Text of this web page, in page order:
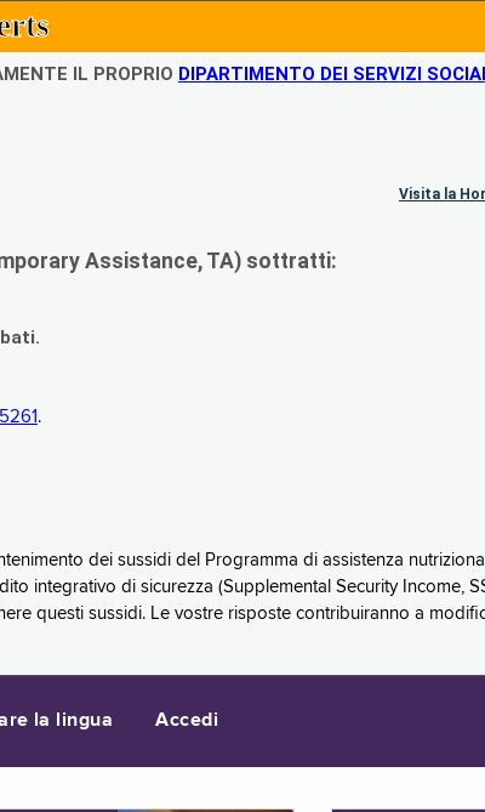
IL PROPRIO DIPARTIMENTO DEI SERVIZI
Visita la
Assistance, TA) sottratti:
.
dei sussidi del Programma di assistenza
integrativo di sicurezza (Supplemental Security Income,
questi sussidi. Le vostre risposte contribuiranno a
la lingua Accedi